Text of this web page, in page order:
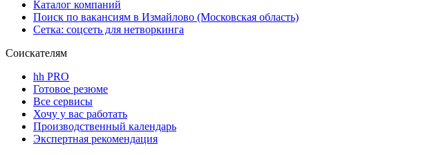
Каталог компаний
Поиск по вакансиям в Измайлово (Московская область)
Сетка: соцсеть для нетворкинга
Соискателям
hh PRO
Готовое резюме
Все сервисы
Хочу у вас работать
Производственный календарь
Экспертная рекомендация